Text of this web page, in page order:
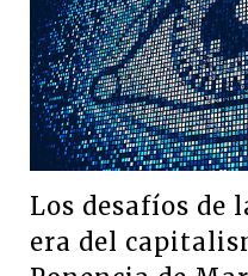
Los desafíos de
era del